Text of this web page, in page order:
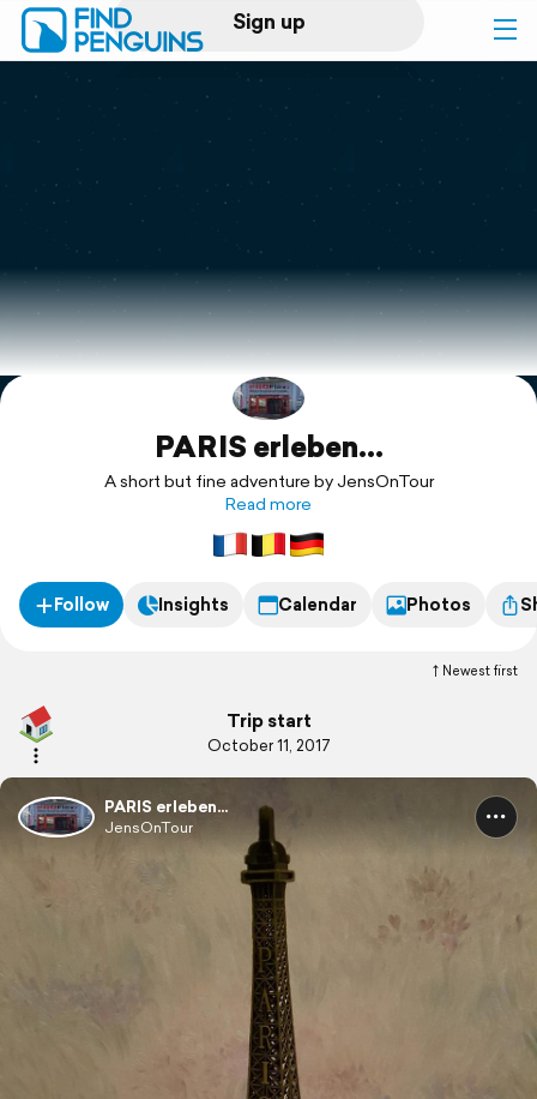
Sign up
Log in
Print a book
Flyover video
Explore
SupportPARIS erleben...
A short but fine adventure by JensOnTour
Read more
Follow Insights Calendar Photos
Newest first
Trip start
October 11, 2017
PARIS erleben...
JensOnTour